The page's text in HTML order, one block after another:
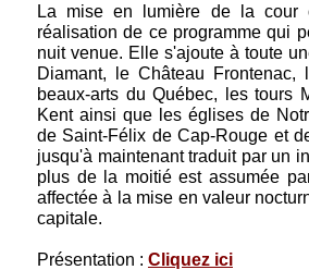
La mise en lumière de la cour
réalisation de ce programme qui
nuit venue. Elle s'ajoute à toute
Diamant, le Château
beaux-arts du Québec, les tours
Kent ainsi que les églises de
de Saint-Félix de Cap-Rouge et
jusqu'à maintenant traduit par un
plus de la moitié est assumée
affectée à la mise en valeur
capitale.
Présentation : Cliquez ici